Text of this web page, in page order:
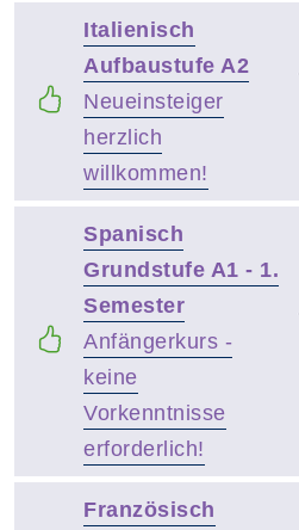
Italienisch
Aufbaustufe A2
Neueinsteiger
herzlich
willkommen!
Spanisch
Grundstufe A1 - 1.
Semester
Anfängerkurs -
keine
Vorkenntnisse
erforderlich!
Französisch